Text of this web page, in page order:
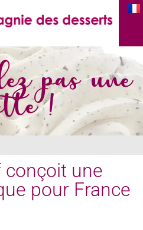
pas une
!
conçoit une
pour France